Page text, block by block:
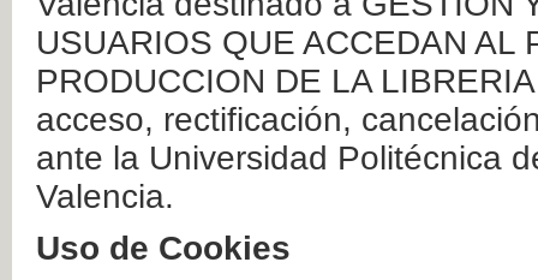
USUARIOS QUE ACCEDAN AL
PRODUCCION DE LA
acceso, rectificación,
ante la Universidad Politécnica
Valencia.
Uso de Cookies